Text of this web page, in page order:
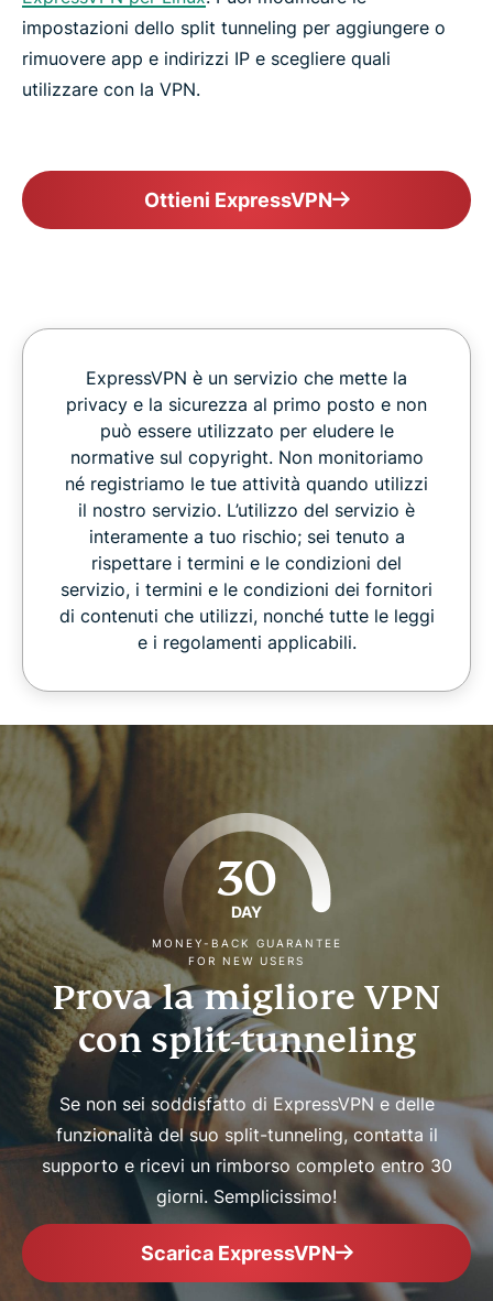
impostazioni dello split tunneling per aggiungere o
rimuovere app e indirizzi IP e scegliere quali
utilizzare con la VPN.
Ottieni ExpressVPN
ExpressVPN è un servizio che mette la
privacy e la sicurezza al primo posto e non
può essere utilizzato per eludere le
normative sul copyright. Non monitoriamo
né registriamo le tue attività quando utilizzi
il nostro servizio. L’utilizzo del servizio è
interamente a tuo rischio; sei tenuto a
rispettare i termini e le condizioni del
servizio, i termini e le condizioni dei fornitori
di contenuti che utilizzi, nonché tutte le leggi
e i regolamenti applicabili.
30
DAY
MONEY-BACK GUARANTEE
FOR NEW USERS
Prova la migliore VPN
con split-tunneling
Se non sei soddisfatto di ExpressVPN e delle
funzionalità del suo split-tunneling, contatta il
supporto e ricevi un rimborso completo entro 30
giorni. Semplicissimo!
Scarica ExpressVPN